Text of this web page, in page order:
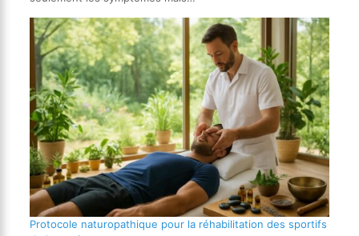
Protocole naturopathique pour la réhabilitation des sportifs